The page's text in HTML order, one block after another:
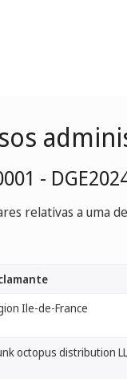
-
relativas a uma
Ile-de-France
octopus distribution